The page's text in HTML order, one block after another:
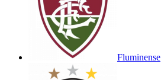
Fluminense